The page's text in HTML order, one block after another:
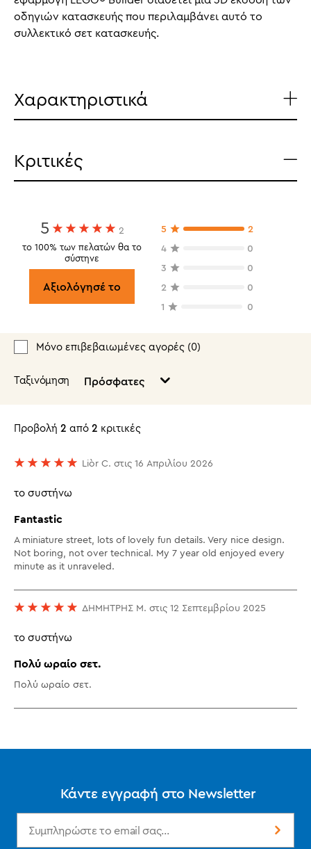
οδηγιών κατασκευής που περιλαμβάνει αυτό το
συλλεκτικό σετ κατασκευής.
Χαρακτηριστικά
Κριτικές
5 2
το 100% των πελατών θα το
σύστηνε
Αξιολόγησέ το
5
2
4
0
3
0
2
0
1
0
Μόνο επιβεβαιωμένες αγορές (0)
Ταξινόμηση Πρόσφατες
Προβολή 2 από 2 κριτικές
Liòr C. στις 16 Απριλίου 2026
το συστήνω
Fantastic
A miniature street, lots of lovely fun details. Very nice design.
Not boring, not over technical. My 7 year old enjoyed every
minute as it unraveled.
ΔΗΜΗΤΡΗΣ Μ. στις 12 Σεπτεμβρίου 2025
το συστήνω
Πολύ ωραίο σετ.
Πολύ ωραίο σετ.
Κάντε εγγραφή στο Newsletter